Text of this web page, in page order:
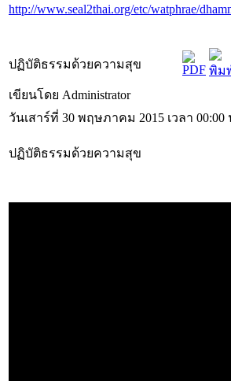
http://www.seal2thai.org/etc/watphrae/
ปฏิบัติธรรมด้วยความสุข
เขียนโดย Administrator
วันเสาร์ที่ 30 พฤษภาคม 2015 เวลา 00:00
ปฏิบัติธรรมด้วยความสุข